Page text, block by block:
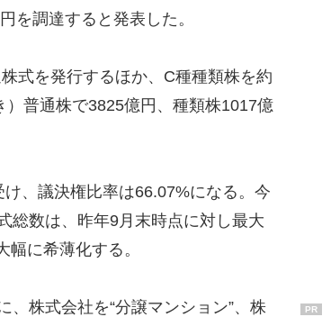
を調達すると発表した。
式を発行するほか、C種種類株を約
普通株で3825億円、種類株1017億
、議決権比率は66.07%になる。今
総数は、昨年9月末時点に対し最大
に希薄化する。
株式会社を“分譲マンション”、株
PR